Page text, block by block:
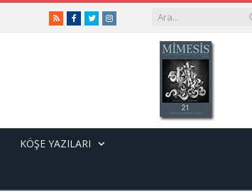
RSSFacebook
TwitterInstagram
KÖŞE YAZILARI